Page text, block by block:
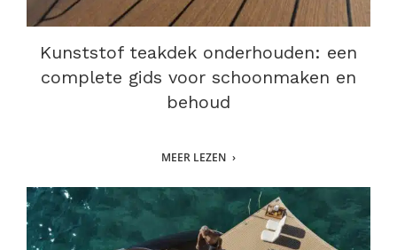
Kunststof teakdek onderhouden: een
complete gids voor schoonmaken en
behoud
MEER LEZEN